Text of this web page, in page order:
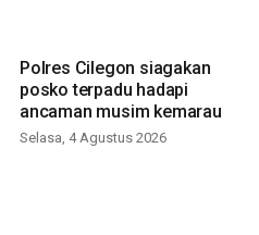
Polres Cilegon siagakan
posko terpadu hadapi
ancaman musim kemarau
Selasa, 4 Agustus 2026